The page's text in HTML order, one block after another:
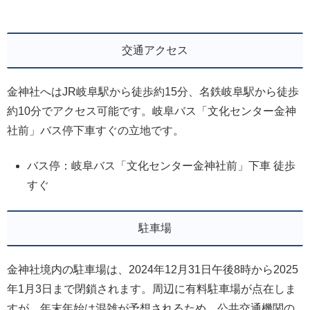
交通アクセス
金神社へはJR岐阜駅から徒歩約15分、名鉄岐阜駅から徒歩
約10分でアクセス可能です。岐阜バス「文化センター金神
社前」バス停下車すぐの立地です。
バス停：岐阜バス「文化センター金神社前」下車 徒歩
すぐ
駐車場
金神社境内の駐車場は、2024年12月31日午後8時から2025
年1月3日まで閉鎖されます。周辺に有料駐車場が点在しま